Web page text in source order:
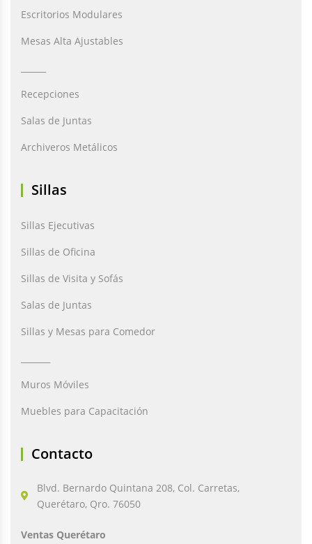
Escritorios Modulares
Mesas Alta Ajustables
Recepciones
Salas de Juntas
Archiveros Metálicos
Sillas
Sillas Ejecutivas
Sillas de Oficina
Sillas de Visita y Sofás
Salas de Juntas
Sillas y Mesas para Comedor
Muros Móviles
Muebles para Capacitación
Contacto
Blvd. Bernardo Quintana 208, Col. Carretas,
Querétaro, Qro. 76050
Ventas Querétaro